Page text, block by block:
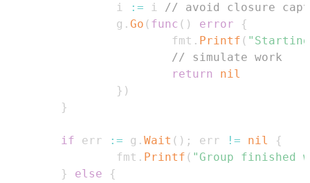
                i
:= i // avoid closure
                g
. Go ( func ( ) error
{
                        fmt
. Printf (
// simulate work
return
nil
} )
}
if err := g . Wait ( ) ; err != nil
{
                fmt
. Printf ( "Group finished
}
else
{